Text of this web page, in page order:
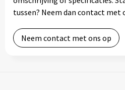
tussen? Neem dan contact met
Neem contact met ons op